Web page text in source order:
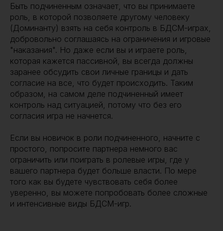
Быть подчиненным означает, что вы принимаете
роль, в которой позволяете другому человеку
(Доминанту) взять на себя контроль в БДСМ-играх,
добровольно соглашаясь на ограничения и игровые
"наказания". Но даже если вы и играете роль,
которая кажется пассивной, вы всегда должны
заранее обсудить свои личные границы и дать
согласие на все, что будет происходить. Таким
образом, на самом деле подчиненный имеет
контроль над ситуацией, потому что без его
согласия игра не начнется.
Если вы новичок в роли подчиненного, начните с
простого, попросите партнера немного вас
ограничить или поиграть в ролевые игры, где у
вашего партнера будет больше власти. По мере
того как вы будете чувствовать себя более
уверенно, вы можете попробовать более сложные
и интенсивные виды БДСМ-игр.